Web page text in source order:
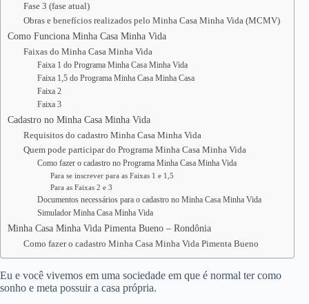
Fase 3 (fase atual)
Obras e benefícios realizados pelo Minha Casa Minha Vida (MCMV)
Como Funciona Minha Casa Minha Vida
Faixas do Minha Casa Minha Vida
Faixa 1 do Programa Minha Casa Minha Vida
Faixa 1,5 do Programa Minha Casa Minha Casa
Faixa 2
Faixa 3
Cadastro no Minha Casa Minha Vida
Requisitos do cadastro Minha Casa Minha Vida
Quem pode participar do Programa Minha Casa Minha Vida
Como fazer o cadastro no Programa Minha Casa Minha Vida
Para se inscrever para as Faixas 1 e 1,5
Para as Faixas 2 e 3
Documentos necessários para o cadastro no Minha Casa Minha Vida
Simulador Minha Casa Minha Vida
Minha Casa Minha Vida Pimenta Bueno – Rondônia
Como fazer o cadastro Minha Casa Minha Vida Pimenta Bueno
Eu e você vivemos em uma sociedade em que é normal ter como
sonho e meta possuir a casa própria.